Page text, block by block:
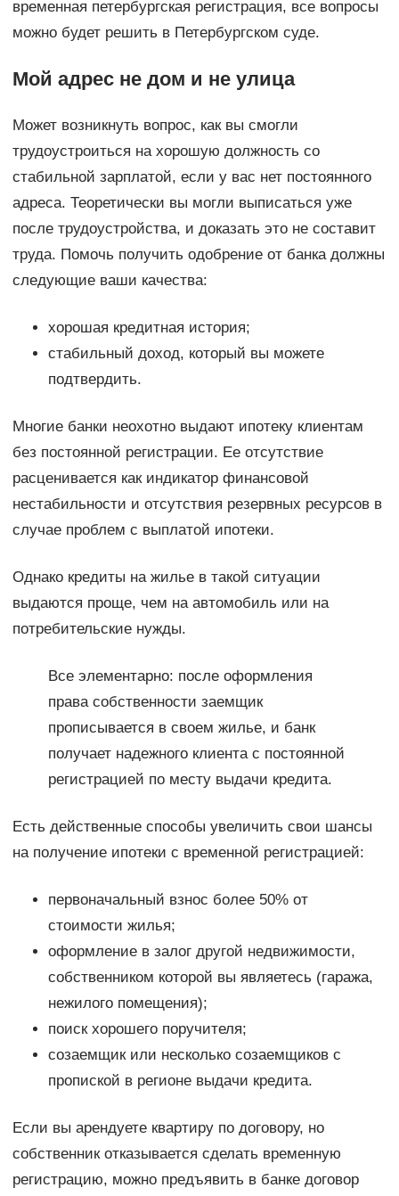
временная петербургская регистрация, все вопросы
можно будет решить в Петербургском суде.
Мой адрес не дом и не улица
Может возникнуть вопрос, как вы смогли
трудоустроиться на хорошую должность со
стабильной зарплатой, если у вас нет постоянного
адреса. Теоретически вы могли выписаться уже
после трудоустройства, и доказать это не составит
труда. Помочь получить одобрение от банка должны
следующие ваши качества:
хорошая кредитная история;
стабильный доход, который вы можете
подтвердить.
Многие банки неохотно выдают ипотеку клиентам
без постоянной регистрации. Ее отсутствие
расценивается как индикатор финансовой
нестабильности и отсутствия резервных ресурсов в
случае проблем с выплатой ипотеки.
Однако кредиты на жилье в такой ситуации
выдаются проще, чем на автомобиль или на
потребительские нужды.
Все элементарно: после оформления
права собственности заемщик
прописывается в своем жилье, и банк
получает надежного клиента с постоянной
регистрацией по месту выдачи кредита.
Есть действенные способы увеличить свои шансы
на получение ипотеки с временной регистрацией:
первоначальный взнос более 50% от
стоимости жилья;
оформление в залог другой недвижимости,
собственником которой вы являетесь (гаража,
нежилого помещения);
поиск хорошего поручителя;
созаемщик или несколько созаемщиков с
пропиской в регионе выдачи кредита.
Если вы арендуете квартиру по договору, но
собственник отказывается сделать временную
регистрацию, можно предъявить в банке договор